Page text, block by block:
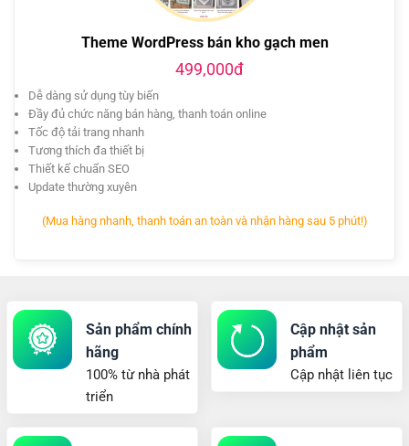
Theme WordPress bán kho gạch men
499,000đ
Dễ dàng sử dụng tùy biến
Đầy đủ chức năng bán hàng, thanh toán online
Tốc độ tải trang nhanh
Tương thích đa thiết bị
Thiết kế chuẩn SEO
Update thường xuyên
(Mua hàng nhanh, thanh toán an toàn và nhận hàng sau 5 phút!)
Sản phẩm chính
hãng
100% từ nhà phát
triển
Cập nhật sản
phẩm
Cập nhật liên tục